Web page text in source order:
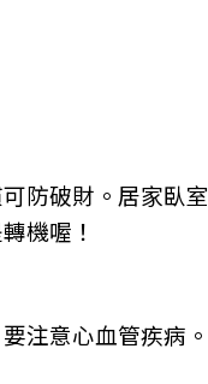
防破財。居家臥室
機喔！
注意心血管疾病。